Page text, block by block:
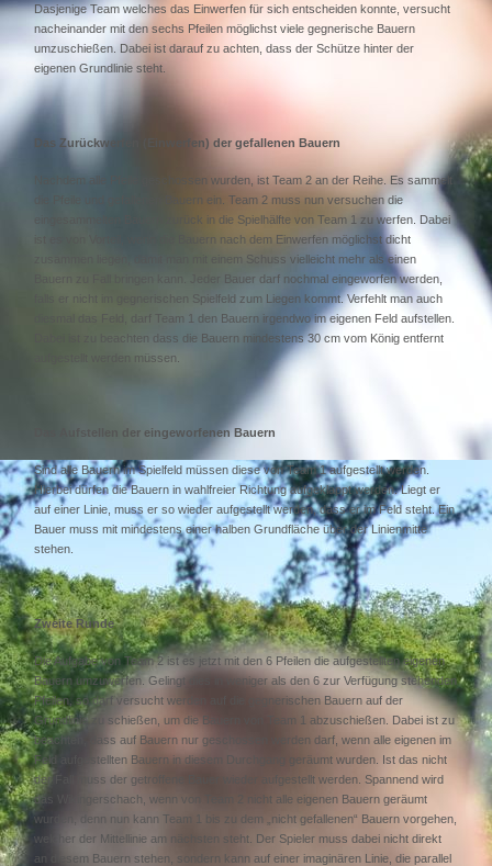
Dasjenige Team welches das Einwerfen für sich entscheiden konnte, versucht
nacheinander mit den sechs Pfeilen möglichst viele gegnerische Bauern
umzuschießen. Dabei ist darauf zu achten, dass der Schütze hinter der
eigenen Grundlinie steht.
Das Zurückwerfen (Einwerfen) der gefallenen Bauern
Nachdem alle Pfeile geschossen wurden, ist Team 2 an der Reihe. Es sammelt
die Pfeile und gefallenen Bauern ein. Team 2 muss nun versuchen die
eingesammelten Bauern zurück in die Spielhälfte von Team 1 zu werfen. Dabei
ist es von Vorteil, wenn die Bauern nach dem Einwerfen möglichst dicht
zusammen liegen, damit man mit einem Schuss vielleicht mehr als einen
Bauern zu Fall bringen kann. Jeder Bauer darf nochmal eingeworfen werden,
falls er nicht im gegnerischen Spielfeld zum Liegen kommt. Verfehlt man auch
diesmal das Feld, darf Team 1 den Bauern irgendwo im eigenen Feld aufstellen.
Dabei ist zu beachten dass die Bauern mindestens 30 cm vom König entfernt
aufgestellt werden müssen.
Das Aufstellen der eingeworfenen Bauern
Sind alle Bauern im Spielfeld müssen diese von Team 1 aufgestellt werden.
Hierbei dürfen die Bauern in wahlfreier Richtung aufgeklappt werden. Liegt er
auf einer Linie, muss er so wieder aufgestellt werden, dass er im Feld steht. Ein
Bauer muss mit mindestens einer halben Grundfläche über der Linienmitte
stehen.
Zweite Runde
Die Aufgabe von Team 2 ist es jetzt mit den 6 Pfeilen die aufgestellten eigenen
Bauern umzuwerfen. Gelingt dies in weniger als den 6 zur Verfügung stehenden
Pfeilen, so darf versucht werden auf die gegnerischen Bauern auf der
Grundlinie zu schießen, um die Bauern von Team 1 abzuschießen. Dabei ist zu
beachten, dass auf Bauern nur geschossen werden darf, wenn alle eigenen im
Feld aufgestellten Bauern in diesem Durchgang geräumt wurden. Ist das nicht
der Fall muss der getroffene Bauer wieder aufgestellt werden. Spannend wird
das Wikingerschach, wenn von Team 2 nicht alle eigenen Bauern geräumt
wurden, denn nun kann Team 1 bis zu dem „nicht gefallenen“ Bauern vorgehen,
welcher der Mittellinie am nächsten steht. Der Spieler muss dabei nicht direkt
an diesem Bauern stehen, sondern kann auf einer imaginären Linie, die parallel